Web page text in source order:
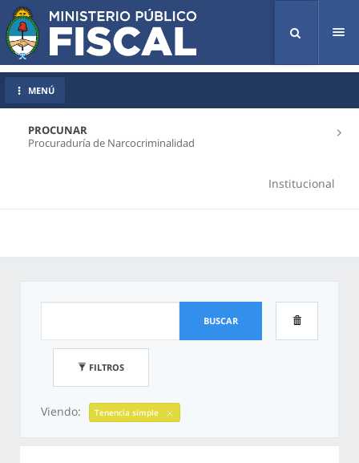
PROCUNAR
Procuraduría de Narcocriminalidad
Institucional
MENÚ
BUSCAR
FILTROS
Viendo: Tenencia simple